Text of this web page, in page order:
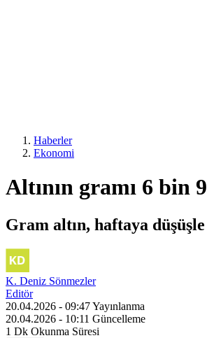
Haberler
Ekonomi
Altının gramı 6 bin
Gram altın, haftaya
K. Deniz Sönmezler
Editör
20.04.2026 - 09:47Yayınlanma
20.04.2026 - 10:11 Güncelleme
1 Dk Okunma Süresi